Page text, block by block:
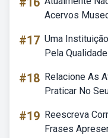
Acervos
#17 Uma
Pela
#18 Relacione As
Praticar No
#19 Reescreva
Frases